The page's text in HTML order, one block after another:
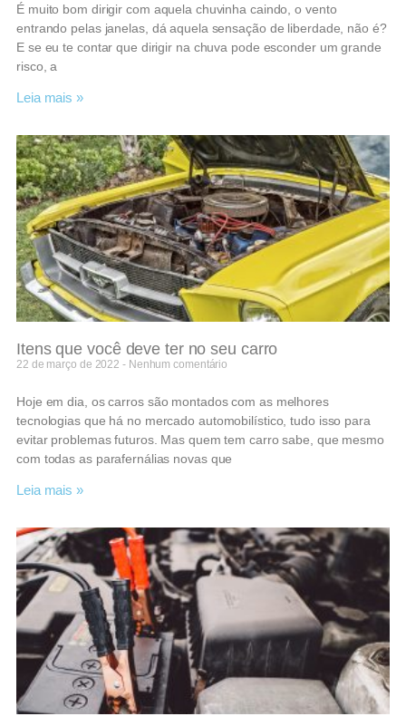
É muito bom dirigir com aquela chuvinha caindo, o vento
entrando pelas janelas, dá aquela sensação de liberdade, não é?
E se eu te contar que dirigir na chuva pode esconder um grande
risco, a
Leia mais »
Itens que você deve ter no seu carro
22 de março de 2022 Nenhum comentário
Hoje em dia, os carros são montados com as melhores
tecnologias que há no mercado automobilístico, tudo isso para
evitar problemas futuros. Mas quem tem carro sabe, que mesmo
com todas as parafernálias novas que
Leia mais »